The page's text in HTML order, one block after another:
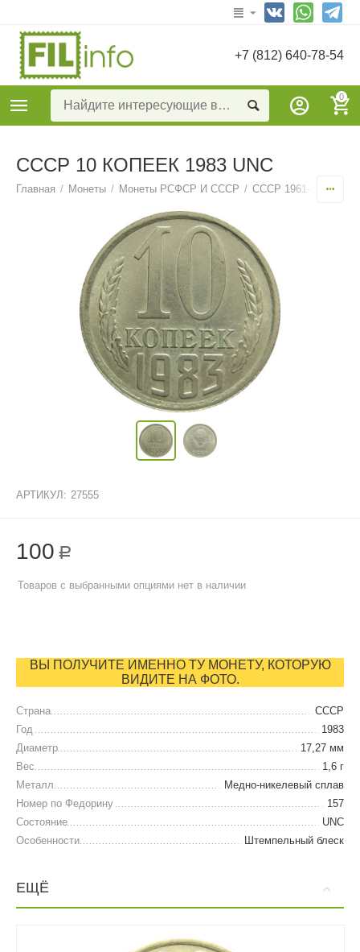
+7 (812) 640-78-54
0
СССР 10 КОПЕЕК 1983 UNC
Главная / Монеты / Монеты РСФСР И СССР / СССР 1961-1991
АРТИКУЛ: 27555
100 Р
Товаров с выбранными опциями нет в наличии
ВЫ ПОЛУЧИТЕ ИМЕННО ТУ МОНЕТУ, КОТОРУЮ
ВИДИТЕ НА ФОТО.
Страна
СССР
Год
1983
Диаметр
17,27 мм
Вес
1,6 г
Металл
Медно-никелевый сплав
Номер по Федорину
157
Состояние
UNC
Особенности
Штемпельный блеск
ЕЩЁ